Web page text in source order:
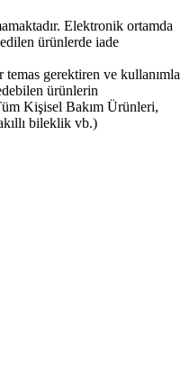
Elektronik ortamda
ürünlerde iade
temas gerektiren ve kullanımla
ürünlerin
Kişisel Bakım Ürünleri,
bileklik vb.)